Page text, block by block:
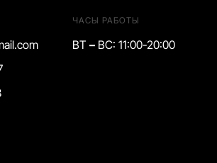
ЧАСЫ РАБОТЫ
ВТ – ВС: 11:00-20:00